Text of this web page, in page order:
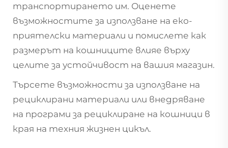
транспортирането им. Оценете
възможностите за използване на еко-
приятелски материали и помислете как
размерът на кошниците влияе върху
целите за устойчивост на вашия магазин.
Търсете възможности за използване на
рециклирани материали или внедряване
на програми за рециклиране на кошници в
края на техния жизнен цикъл.